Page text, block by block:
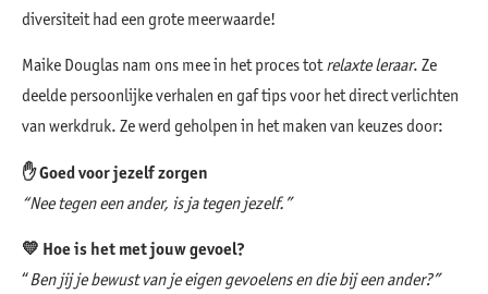
diversiteit had een grote meerwaarde!
Maike Douglas nam ons mee in het proces totrelaxte leraar. Ze
deelde persoonlijke verhalen en gaf tips voor het direct verlichten
van werkdruk. Ze werd geholpen in het maken van keuzes door:
✋Goed voor jezelf zorgen
“Nee tegen een ander, is ja tegen jezelf.”
💛 Hoe is het met jouw gevoel?
“Ben jij je bewust van je eigen gevoelens en die bij een ander?”